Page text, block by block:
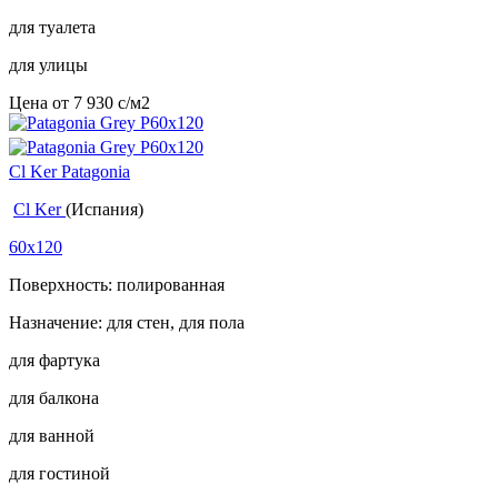
для туалета
для улицы
Цена от 7 930 c/м2
Cl Ker Patagonia
Cl Ker(Испания)
60x120
Поверхность: полированная
Назначение: для стен, для пола
для фартука
для балкона
для ванной
для гостиной